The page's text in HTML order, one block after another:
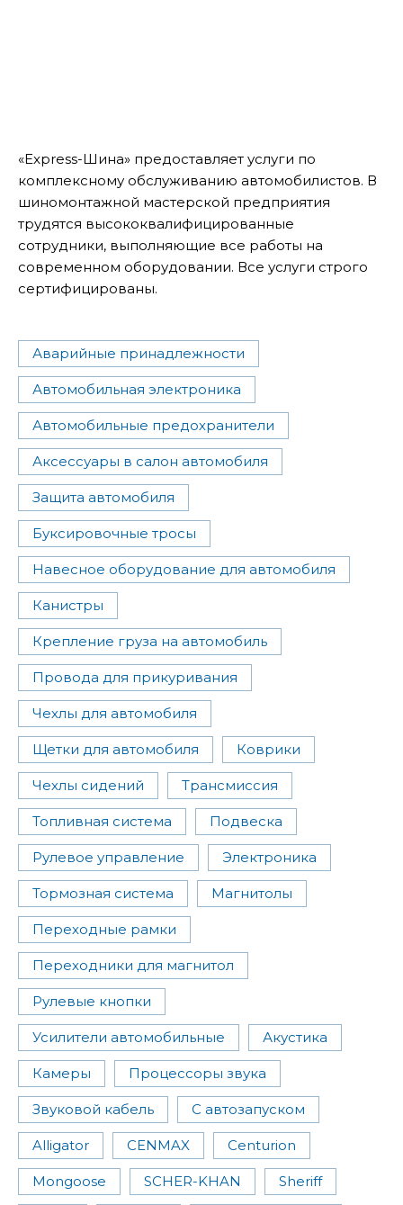
«Express-Шина» предоставляет услуги по
комплексному обслуживанию автомобилистов. В
шиномонтажной мастерской предприятия
трудятся высококвалифицированные
сотрудники, выполняющие все работы на
современном оборудовании. Все услуги строго
сертифицированы.
Аварийные принадлежности
Автомобильная электроника
Автомобильные предохранители
Аксессуары в салон автомобиля
Защита автомобиля
Буксировочные тросы
Навесное оборудование для автомобиля
Канистры
Крепление груза на автомобиль
Провода для прикуривания
Чехлы для автомобиля
Щетки для автомобиля Коврики
Чехлы сидений Трансмиссия
Топливная система Подвеска
Рулевое управление Электроника
Тормозная система Магнитолы
Переходные рамки
Переходники для магнитол
Рулевые кнопки
Усилители автомобильные Акустика
Камеры Процессоры звука
Звуковой кабель С автозапуском
Alligator CENMAX Centurion
Mongoose SCHER-KHAN Sheriff